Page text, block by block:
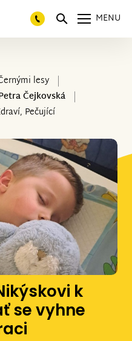
MENU
lesy
Čejkovská
Pečující
k
se vyhne